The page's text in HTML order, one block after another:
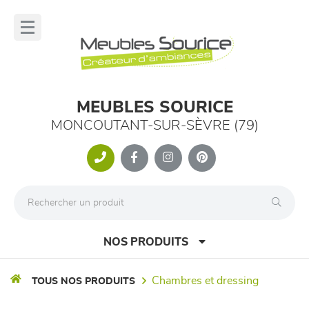
MEUBLES SOURICE
MONCOUTANT-SUR-SÈVRE (79)
NOS PRODUITS
TOUS NOS PRODUITS chambres et dressing